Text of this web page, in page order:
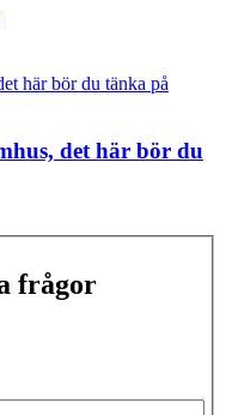
det här bör du
frågor